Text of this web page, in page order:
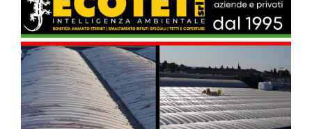
RIFACIMENTO TETTO CON
TERMOPANNELLI PER CONDOMINIO
A ORBETELLO